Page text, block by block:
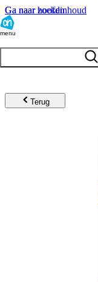
Ga naar hoofdinhoud
Ga naar zoeken
menu
Terug